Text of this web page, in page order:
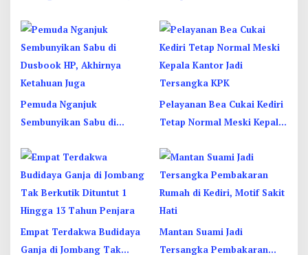
Kediri Ditangkap
Begini Aksi Liciknya
Pemuda Nganjuk
Sembunyikan Sabu di
Ketahuan Juga
Pelayanan Bea Cukai Kediri
Tetap Normal Meski Kepala
Empat Terdakwa Budidaya
Ganja di Jombang Tak
Mantan Suami Jadi
Tersangka Pembakaran